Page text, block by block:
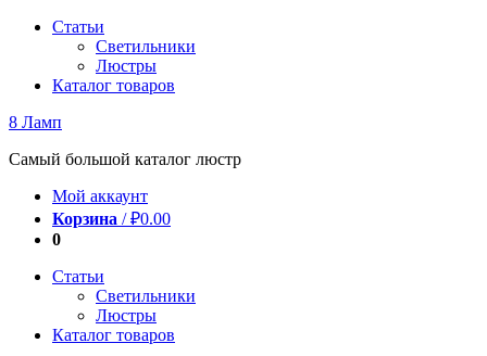
Перейти
содержимому
Статьи
Светильники
Люстры
Каталог товаров
8 Ламп
Самый большой каталог люстр
Мой аккаунт
Корзина /₽0.00
0
Статьи
Светильники
Люстры
Каталог товаров